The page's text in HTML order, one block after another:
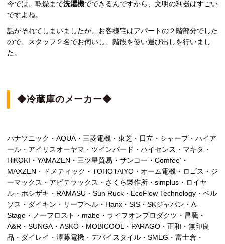
今では、乾燥まで洗濯機でできるんですから、文明の利器はすごい
ですよね。
話がそれてしまいましたが、お客様宅はアパートの２階部分でした
ので、スタッフ２名でお伺いし、階段を使い運び出しを行いまし
た。
◆冷蔵庫のメーカー◆
パナソニック・AQUA・三菱電機・東芝・日立・シャープ・ハイア
ール・アイリスオーヤマ・ツインバード・ハイセンス・マキタ・
HiKOKI・YAMAZEN・三ツ星貿易・サンコー・Comfee’・
MAXZEN・ドメティック・TOHOTAIYO・オーム電機・ロゴス・ジ
ーマックス・アビテラックス・さくら製作所・simplus・ロイヤ
ル・ホシザキ・RAMASU・Sun Ruck・EcoFlow Technology・ベル
ソス・ダイキン・リープヘル・Hanx・SIS・SKジャパン・A-
Stage・ノーフロスト・mabe・ライフオンプロダクツ・昌騰・
A&R・SUNGA・ASKO・MOBICOOL・PARAGO・正和・無印良
品・ダイレイ・澤藤電機・デバイスタイル・SMEG・富士倉・